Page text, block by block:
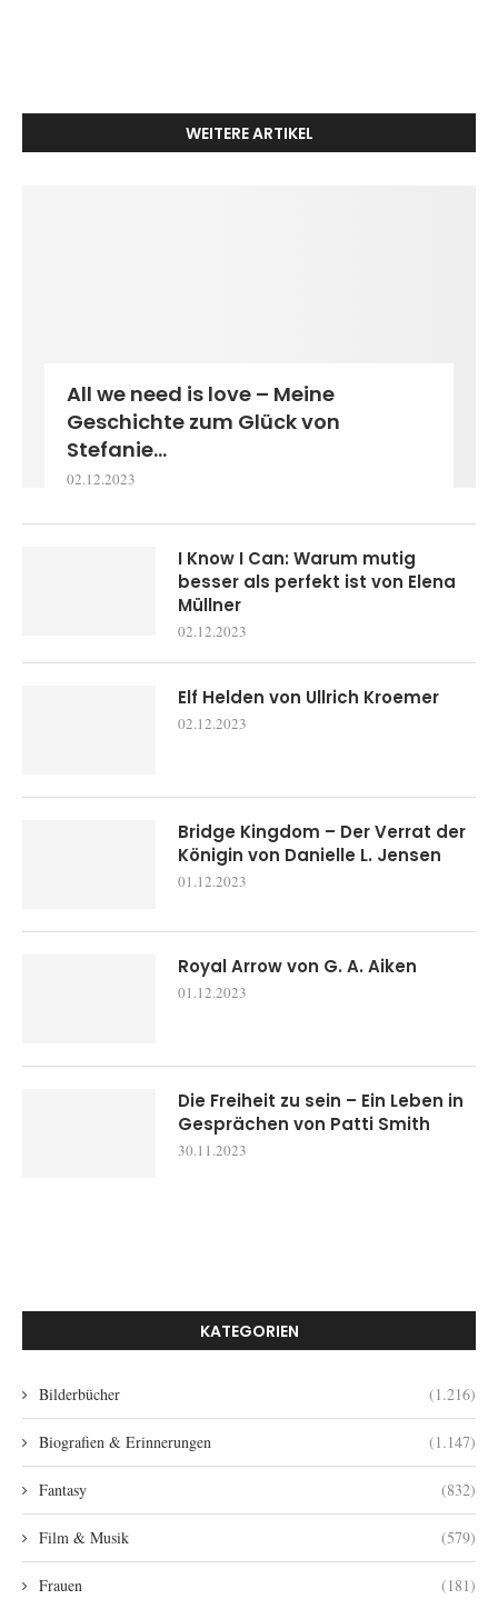
WEITERE ARTIKEL
All we need is love – Meine
Geschichte zum Glück von
Stefanie...
02.12.2023
I Know I Can: Warum mutig
besser als perfekt ist von Elena
Müllner
02.12.2023
Elf Helden von Ullrich Kroemer
02.12.2023
Bridge Kingdom – Der Verrat der
Königin von Danielle L. Jensen
01.12.2023
Royal Arrow von G. A. Aiken
01.12.2023
Die Freiheit zu sein – Ein Leben in
Gesprächen von Patti Smith
30.11.2023
KATEGORIEN
Bilderbücher (1.216)
Biografien & Erinnerungen (1.147)
Fantasy (832)
Film & Musik (579)
Frauen (181)